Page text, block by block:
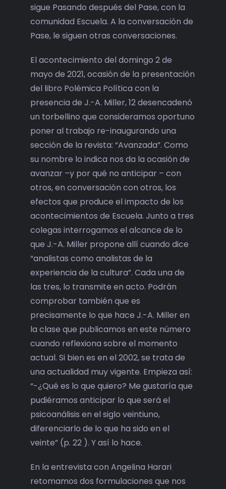
sigue Pasando después del Pase, con la
comunidad Escuela. A la conversación de
Pase, le siguen otras conversaciones.
El acontecimiento del domingo 2 de
mayo de 2021, ocasión de la presentación
del libro Polémica Política con la
presencia de J.-A. Miller, 12 desencadenó
un torbellino que consideramos oportuno
poner al trabajo re-inaugurando una
sección de la revista: “Avanzada”. Como
su nombre lo indica nos da la ocasión de
avanzar –y por qué no anticipar – con
otros, en conversación con otros, los
efectos que produce el impacto de los
acontecimientos de Escuela. Junto a tres
colegas interrogamos el alcance de lo
que J.-A. Miller propone allí cuando dice
“analistas como analistas de la
experiencia de la cultura”. Cada una de
las tres, lo transmite en acto. Podrán
comprobar también que es
precisamente lo que hace J.-A. Miller en
la clase que publicamos en este número
cuando reflexiona sobre el momento
actual. Si bien es en el 2002, se trata de
una actualidad muy vigente. Empieza así:
“-¿Qué es lo que quiero? Me gustaría que
pudiéramos anticipar lo que será el
psicoanálisis en el siglo veintiuno,
diferenciarlo de lo que ha sido en el
veinte” (p. 22 ). Y así lo hace.
En la entrevista con Angelina Harari
retomamos dos formulaciones que nos